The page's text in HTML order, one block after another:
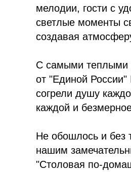
мелодии, гости с
светлые моменты
создавая
С самыми теплыми
от "Единой
согрели душу
каждой и
Не обошлось и без
нашим
"Столовая по-